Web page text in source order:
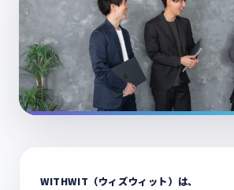
WITHWIT（ウィズウィット）は、